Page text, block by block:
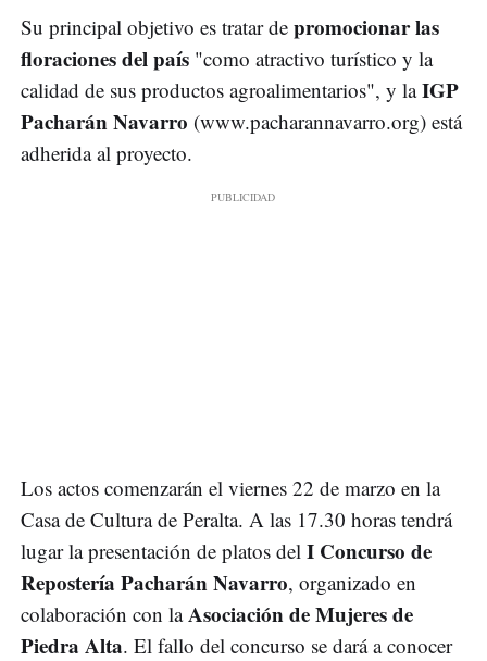
Su principal objetivo es tratar de promocionar las
floraciones del país "como atractivo turístico y la
calidad de sus productos agroalimentarios", y laIGP
Pacharán Navarro (www.pacharannavarro.org) está
adherida al proyecto.
Los actos comenzarán el viernes 22 de marzo en la
Casa de Cultura de Peralta. A las 17.30 horas tendrá
lugar la presentación de platos del I Concurso de
Repostería Pacharán Navarro, organizado en
colaboración con laAsociación de Mujeres de
Piedra Alta. El fallo del concurso se dará a conocer